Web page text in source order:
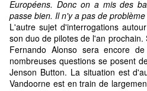
Européens. Donc on a mis des
passe bien. Il n'y a pas de
L'autre sujet d'interrogations
son duo de pilotes de l'an
Fernando Alonso sera encore
nombreuses questions se posent
Jenson Button. La situation est
Vandoorne est en train de